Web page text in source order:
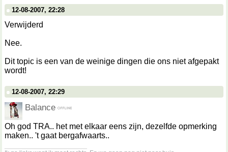
12-08-2007, 22:28
Verwijderd
Nee.
Dit topic is een van de weinige dingen die ons niet afgepakt
wordt!
12-08-2007, 22:29
Balance
Oh god TRA.. het met elkaar eens zijn, dezelfde opmerking
maken.. 't gaat bergafwaarts..